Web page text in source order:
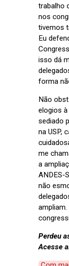
trabalho
nos
tivemos
Eu
isso dá
forma
Não
elogios
sediado
na USP,
me
a
ANDES-
não
Perdeu
Acesse